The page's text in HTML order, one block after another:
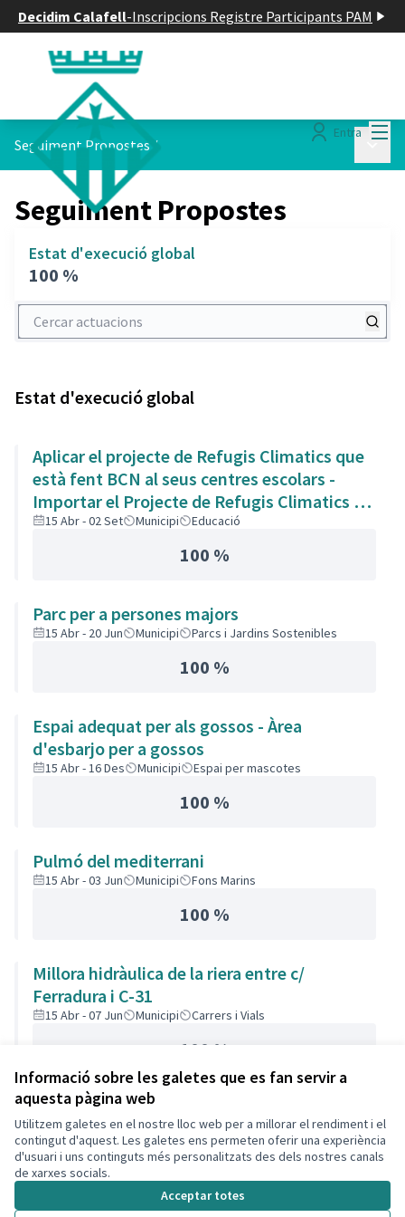
Informació sobre les galetes que es fan servir a
aquesta pàgina web
Utilitzem galetes en el nostre lloc web per a millorar el rendiment i el
contingut d'aquest. Les galetes ens permeten oferir una experiència
d'usuari i uns continguts més personalitzats des dels nostres canals
de xarxes socials.
Acceptar totes
Decidim Calafell-Inscripcions Registre Participants PAM
Entra
Seguiment Propostes /
Seguiment Propostes
Estat d'execució global
100 %
Cercar actuacions
Estat d'execució global
Aplicar el projecte de Refugis Climatics que
està fent BCN al seus centres escolars -
Importar el Projecte de Refugis Climatics als
centres educatius del Municipi
15 Abr - 02 Set Municipi Educació
100 %
Parc per a persones majors
15 Abr - 20 Jun Municipi Parcs i Jardins Sostenibles
100 %
Espai adequat per als gossos - Àrea
d'esbarjo per a gossos
15 Abr - 16 Des Municipi Espai per mascotes
100 %
Pulmó del mediterrani
15 Abr - 03 Jun Municipi Fons Marins
100 %
Millora hidràulica de la riera entre c/
Ferradura i C-31
15 Abr - 07 Jun Municipi Carrers i Vials
100 %
Termes i condicions d'ús
Configuració de les galetes
Decidim Calafell a Facebook
Decidim Calafell a YouTube
Decidim Calafell a GitHub